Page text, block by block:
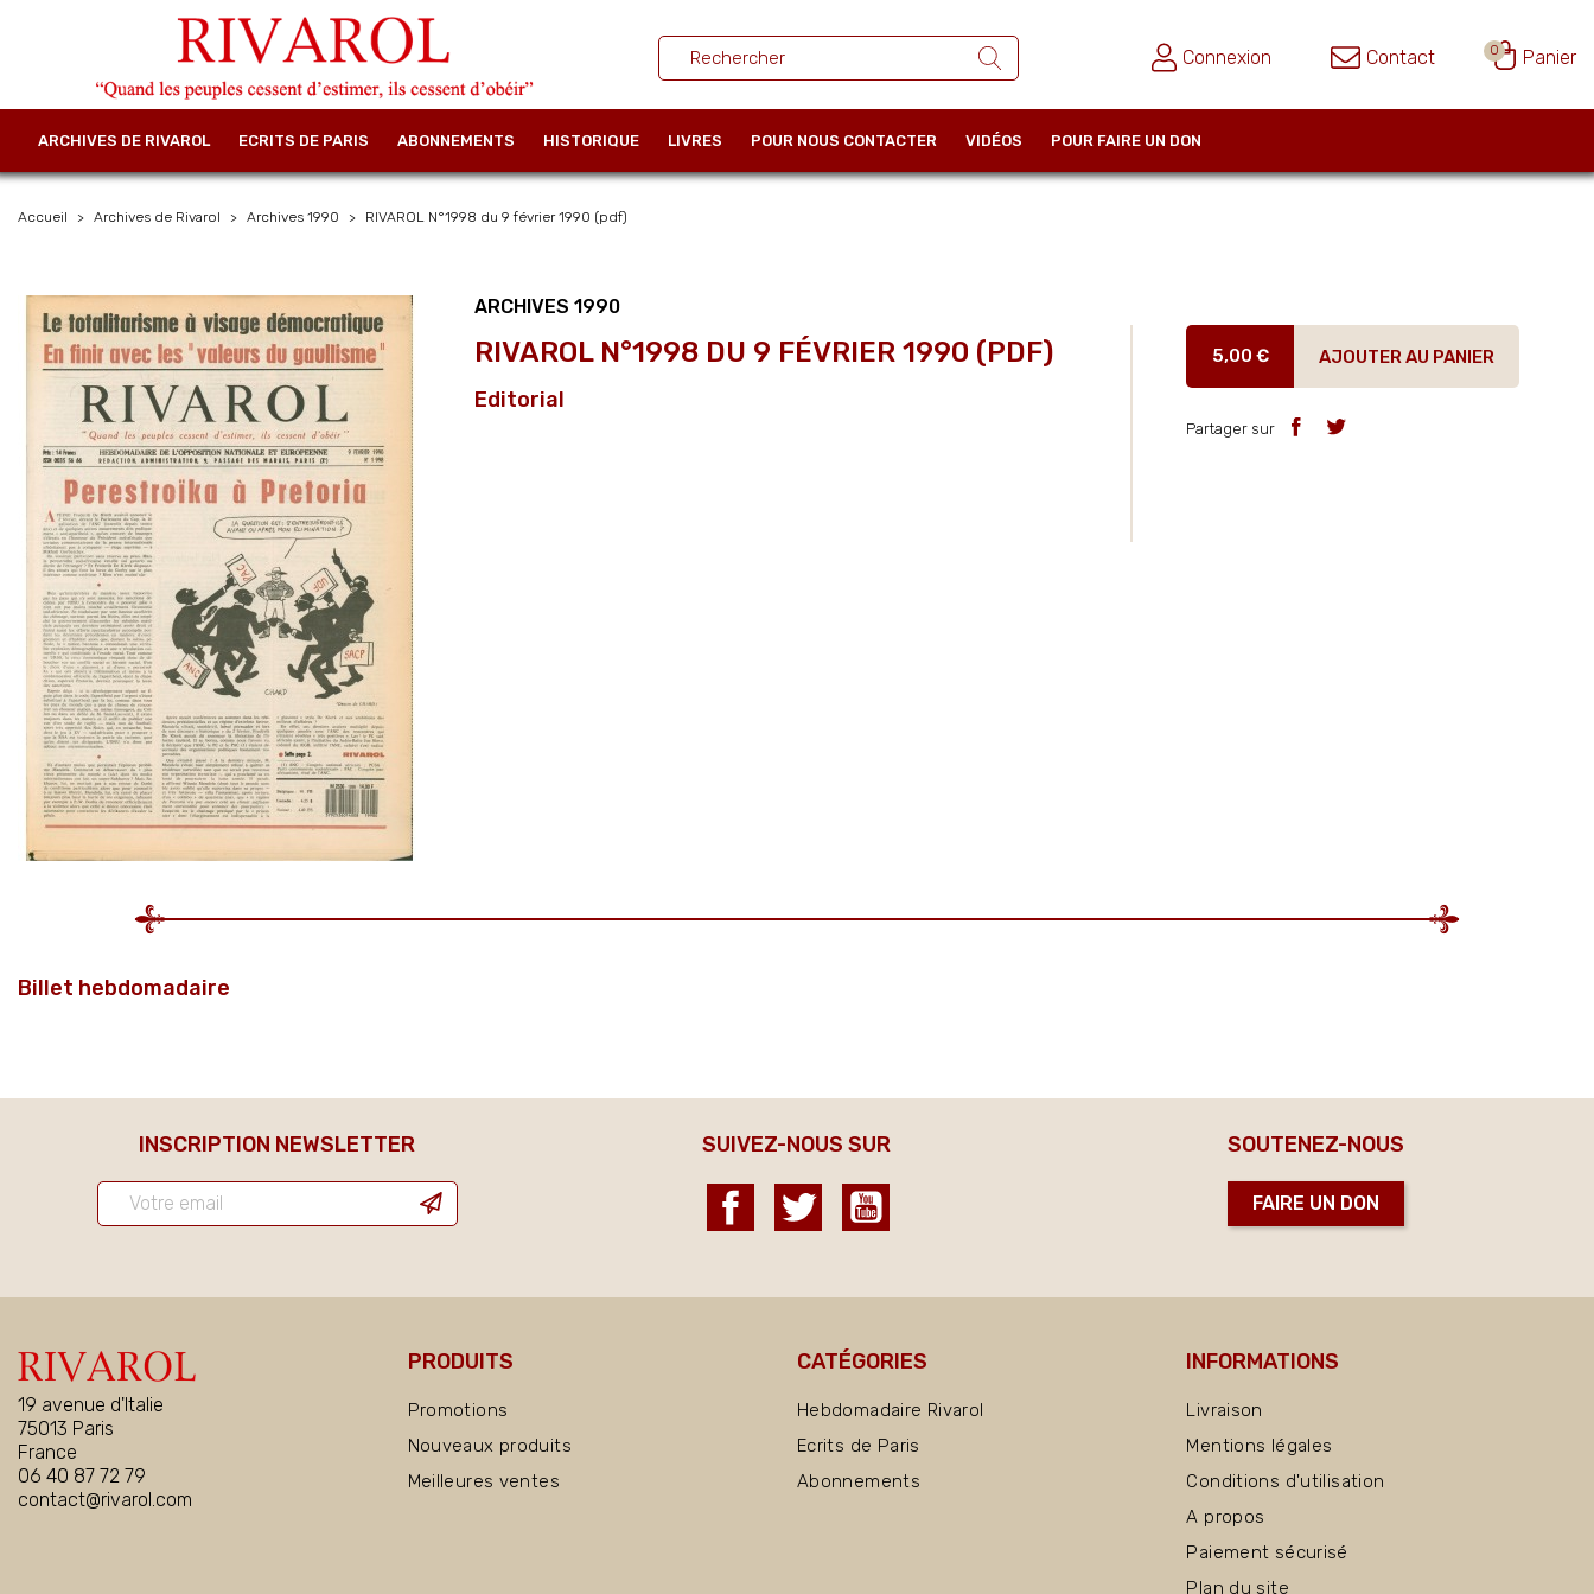
Connexion Contact 0 Panier
ARCHIVES DE RIVAROL ECRITS DE PARIS ABONNEMENTS HISTORIQUE LIVRES POUR NOUS CONTACTER VIDÉOS POUR FAIRE UN DON
Accueil Archives de Rivarol Archives 1990 RIVAROL N°1998 du 9 février 1990 (pdf)
ARCHIVES 1990
RIVAROL N°1998 DU 9 FÉVRIER 1990 (PDF)
Editorial
5,00 € AJOUTER AU PANIER
Partager sur
Billet hebdomadaire
INSCRIPTION NEWSLETTER SUIVEZ-NOUS SUR
Facebook Twitter
SOUTENEZ-NOUS
FAIRE UN DON
19 avenue d'Italie
75013 Paris
France
06 40 87 72 79
contact@rivarol.com
PRODUITS
Promotions
Nouveaux produits
Meilleures ventes
CATÉGORIES
Hebdomadaire Rivarol
Ecrits de Paris
Abonnements
INFORMATIONS
Livraison
Mentions légales
Conditions d'utilisation
A propos
Paiement sécurisé
Plan du site